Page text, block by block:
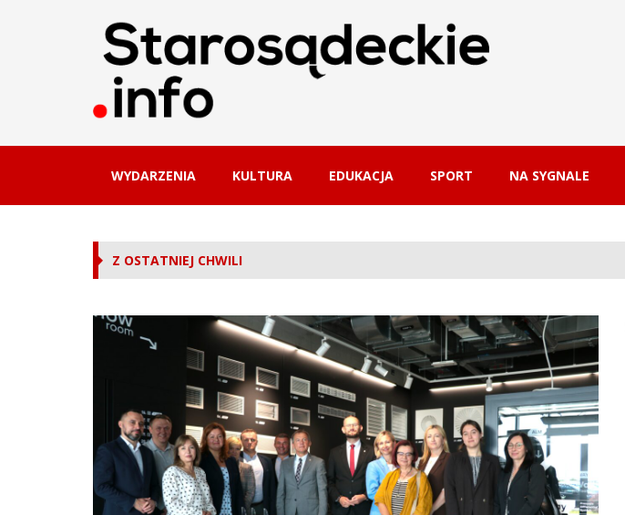
WYDARZENIA KULTURA EDUKACJA SPORT NA SYGNALE
Z OSTATNIEJ CHWILI